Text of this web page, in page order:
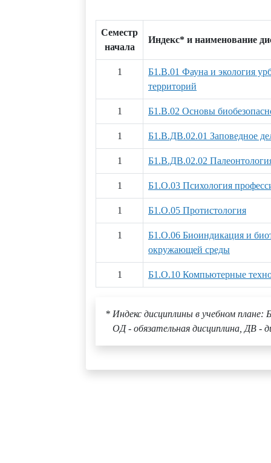
Семестр
начала
Индекс* и наименование
1
Б1.В.01 Фауна и экология
территорий
1 Б1.В.02 Основы
1 Б1.В.ДВ.02.01 Заповедное
1 Б1.В.ДВ.02.02
1 Б1.О.03 Психология
1 Б1.О.05 Протистология
1
Б1.О.06 Биоиндикация и
окружающей среды
1 Б1.О.10 Компьютерные
* Индекс дисциплины в учебном плане:
ОД - обязательная дисциплина, ДВ -